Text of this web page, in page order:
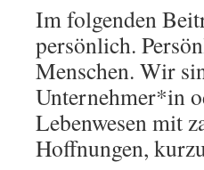
Im folgenden
persönlich.
Menschen. Wir
Unternehmer*in
Lebenwesen mit
Hoffnungen,